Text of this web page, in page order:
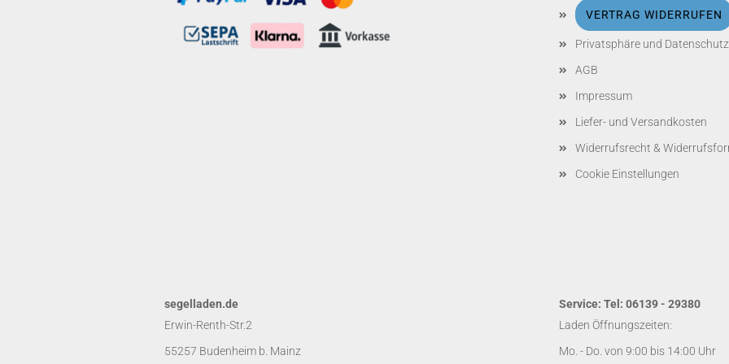
VERTRAG WIDERRUFEN
Privatsphäre und Datenschutz
AGB
Impressum
Liefer- und Versandkosten
Widerrufsrecht &
Cookie Einstellungen
segelladen.de
Erwin-Renth-Str.2
55257 Budenheim b. Mainz
Service: Tel: 06139 - 29380
Laden Öffnungszeiten:
Mo. - Do. von 9:00 bis 14:00 Uhr